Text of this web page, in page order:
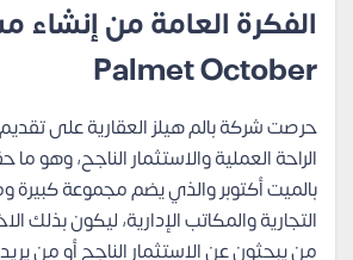
الفكرة العامة من إنشاء
Palmet October
حرصت شركة بالم هيلز العقارية على
الراحة العملية والاستثمار الناجح، وهو
بالميت أكتوبر والذي يضم مجموعة كبيرة
التجارية والمكاتب الإدارية، ليكون بذلك
من يبحثون عن الاستثمار الناجح أو من